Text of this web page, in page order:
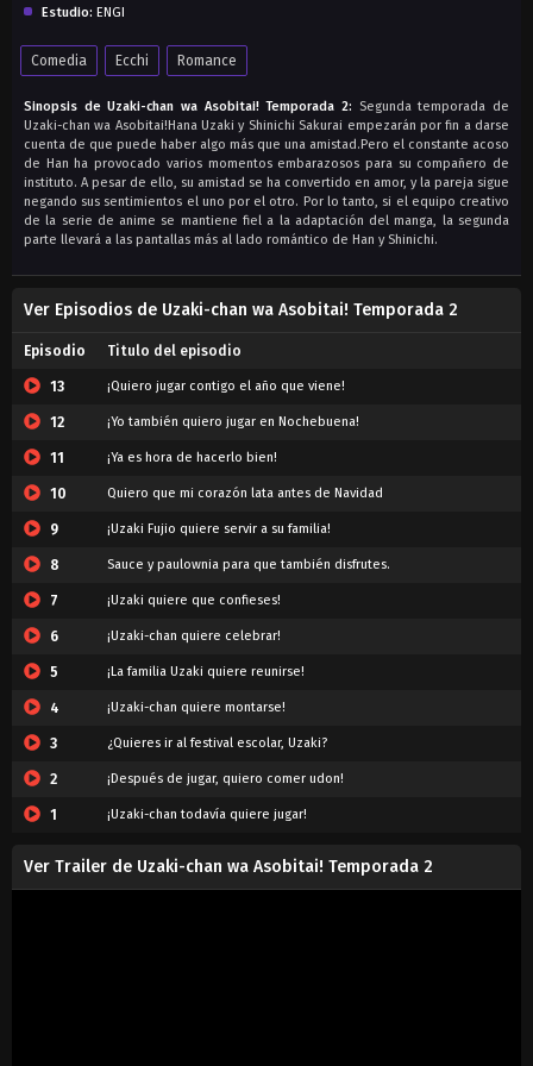
Estudio: ENGI
Comedia Ecchi Romance
Sinopsis de Uzaki-chan wa Asobitai! Temporada 2: Segunda temporada de
Uzaki-chan wa Asobitai!Hana Uzaki y Shinichi Sakurai empezarán por fin a darse
cuenta de que puede haber algo más que una amistad.Pero el constante acoso
de Han ha provocado varios momentos embarazosos para su compañero de
instituto. A pesar de ello, su amistad se ha convertido en amor, y la pareja sigue
negando sus sentimientos el uno por el otro. Por lo tanto, si el equipo creativo
de la serie de anime se mantiene fiel a la adaptación del manga, la segunda
parte llevará a las pantallas más al lado romántico de Han y Shinichi.
Ver Episodios de Uzaki-chan wa Asobitai! Temporada 2
Episodio Titulo del episodio
13 ¡Quiero jugar contigo el año que viene!
12 ¡Yo también quiero jugar en Nochebuena!
11 ¡Ya es hora de hacerlo bien!
10 Quiero que mi corazón lata antes de Navidad
9 ¡Uzaki Fujio quiere servir a su familia!
8 Sauce y paulownia para que también disfrutes.
7 ¡Uzaki quiere que confieses!
6 ¡Uzaki-chan quiere celebrar!
5 ¡La familia Uzaki quiere reunirse!
4 ¡Uzaki-chan quiere montarse!
3 ¿Quieres ir al festival escolar, Uzaki?
2 ¡Después de jugar, quiero comer udon!
1 ¡Uzaki-chan todavía quiere jugar!
Ver Trailer de Uzaki-chan wa Asobitai! Temporada 2